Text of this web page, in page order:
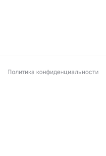
Политика конфиденциальности